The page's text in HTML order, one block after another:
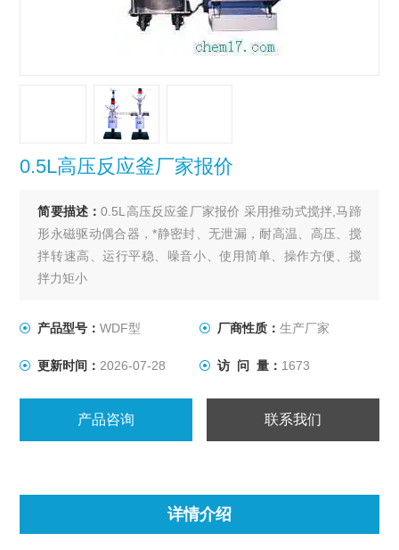
0.5L高压反应釜厂家报价
简要描述：0.5L高压反应釜厂家报价 采用推动式搅拌,马蹄
形永磁驱动偶合器，*静密封、无泄漏，耐高温、高压、搅
拌转速高、运行平稳、噪音小、使用简单、操作方便、搅
拌力矩小
产品型号：WDF型 厂商性质： 生产厂家
更新时间： 2026-07-28 访 问 量： 1673
产品咨询 联系我们
详情介绍